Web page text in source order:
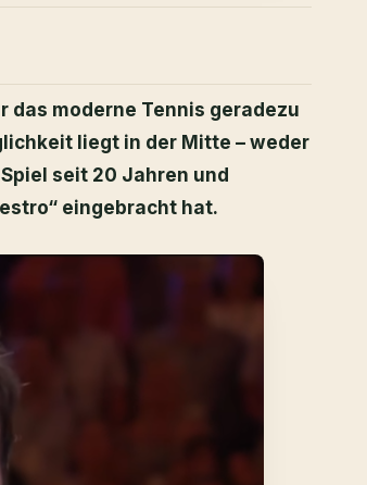
das moderne Tennis geradezu
liegt in der Mitte – weder
seit 20 Jahren und
eingebracht hat.